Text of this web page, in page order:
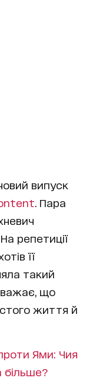
випуск
. Пара
репетиції
її
такий
що
життя й
Ями: Чия
більше?